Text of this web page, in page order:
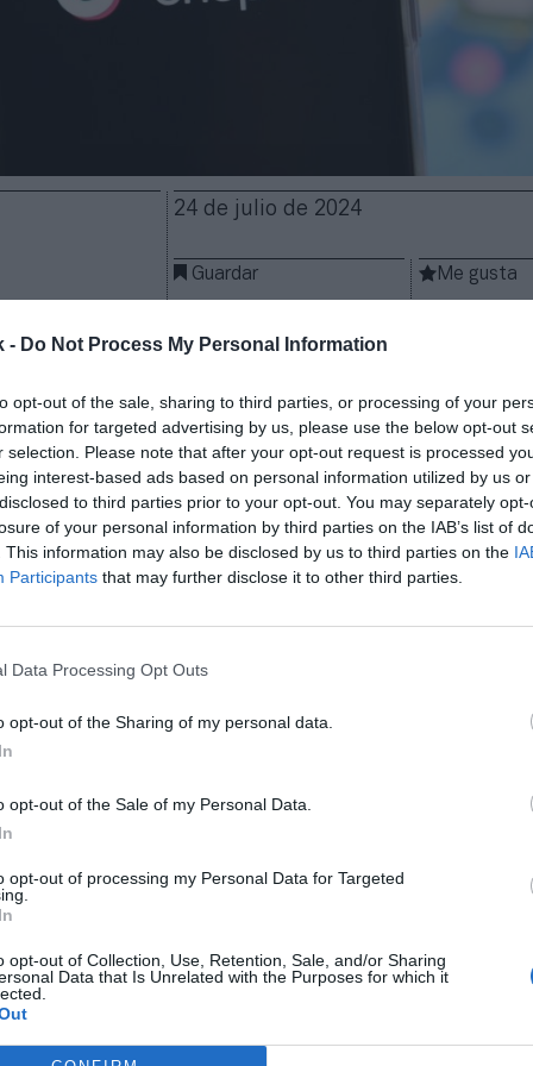
- Do Not Process My Personal Information
opt-out of the sale, sharing to third parties, or processing of your
for targeted advertising by us, please use the below opt-out
selection. Please note that after your opt-out request is processed
interest-based ads based on personal information utilized by us
to third parties prior to your opt-out. You may separately
of your personal information by third parties on the IAB’s list of
This information may also be disclosed by us to third parties on the
Participants that may further disclose it to other third parties.
Data Processing Opt Outs
opt-out of the Sharing of my personal data.
opt-out of the Sale of my Personal Data.
opt-out of processing my Personal Data for Targeted
opt-out of Collection, Use, Retention, Sale, and/or Sharing
Data that Is Unrelated with the Purposes for which it
24 de julio de 2024
Guardar Me gusta
en el ecommerce con su propia plataforma
, según Bloomberg. Entre ellos están
Francia e Irlanda, donde también tiene una mayor
ya se ha integrado en China y Estados
de comercio electrónico se integrará en la
YouTube e Instagram. Será una oportunidad más
ha convertido en uno de los contenidos que más
social en el mercado español, según un informe
el fútbol liderando con 17,7 millones de
También aparecen otros hashtags como
baloncesto en el top-10.
Intelligence
es la unidad de datos e inteligencia de
plataforma de datos monitoriza en tiempo real el
Primera FEB y otra veintena de Euroliga, Eurocup y
también contabiliza la asistencia a todos los
y música en España, así como más
en el mercado español y otros 7.000